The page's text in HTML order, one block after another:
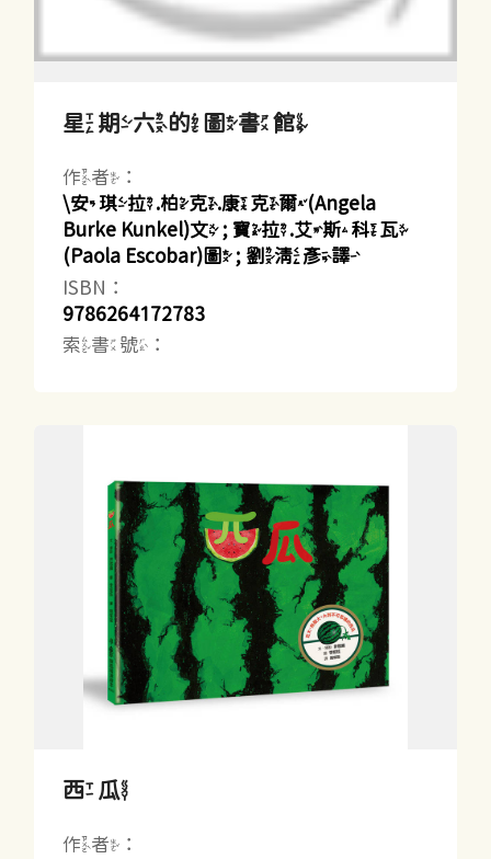
星期六的圖書館
作者：
\安琪拉.柏克.康克爾(Angela
Burke Kunkel)文 ; 寶拉.艾斯科瓦
(Paola Escobar)圖 ; 劉清彥譯
ISBN：
9786264172783
索書號：
西瓜
作者：